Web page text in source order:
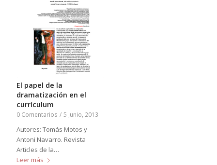
El papel de la
dramatización en el
currículum
0 Comentarios / 5 junio, 2013
Autores: Tomás Motos y
Antoni Navarro. Revista
Articles de la…
Leer más